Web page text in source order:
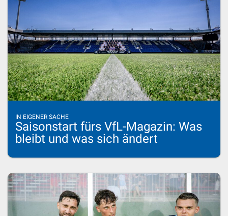
IN EIGENER SACHE
Saisonstart fürs VfL-Magazin: Was
bleibt und was sich ändert